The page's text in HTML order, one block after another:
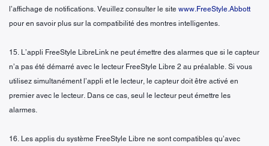
l’affichage de notifications. Veuillez consulter le site www.FreeStyle.Abbott
pour en savoir plus sur la compatibilité des montres intelligentes.
15. L’appli FreeStyle LibreLink ne peut émettre des alarmes que si le capteur
n’a pas été démarré avec le lecteur FreeStyle Libre 2 au préalable. Si vous
utilisez simultanément l’appli et le lecteur, le capteur doit être activé en
premier avec le lecteur. Dans ce cas, seul le lecteur peut émettre les
alarmes.
16. Les applis du système FreeStyle Libre ne sont compatibles qu’avec